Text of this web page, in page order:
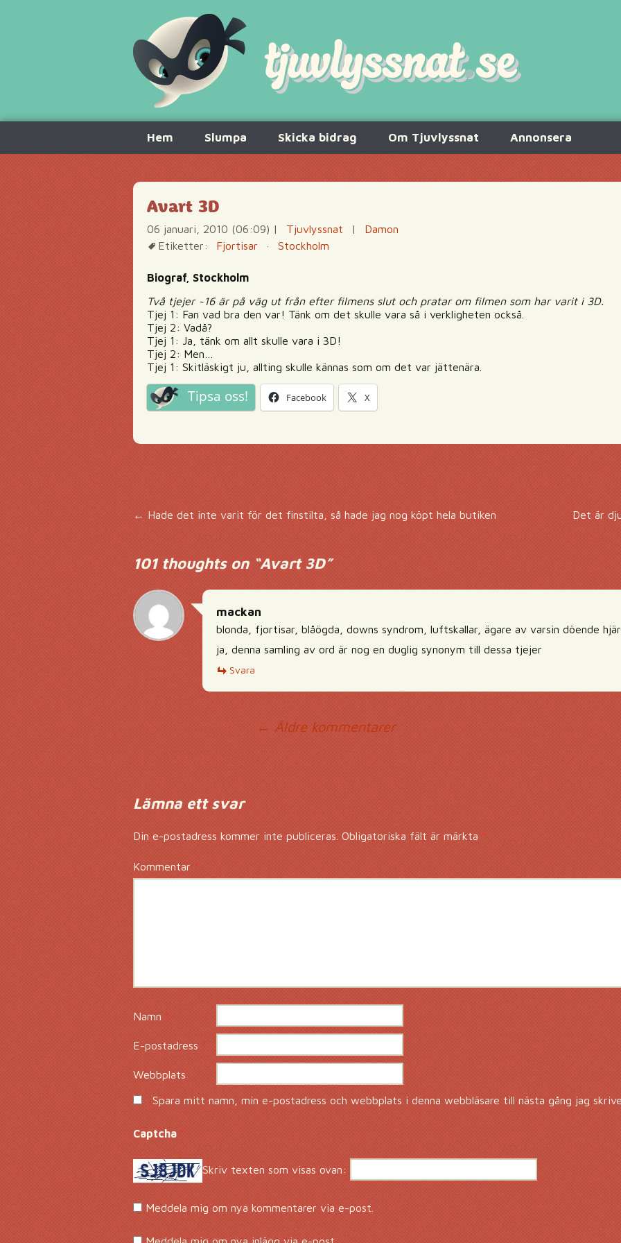
innehåll
Hem Slumpa Skicka bidrag Om Tjuvlyssnat Annonsera
Avart 3D
06 januari, 2010 (06:09) | Tjuvlyssnat |
Damon
Etiketter:
Fjortisar · Stockholm
Biograf, Stockholm
Två tjejer ~16 är på väg ut från efter filmens slut och pratar om filmen som har varit i 3D.
Tjej 1: Fan vad bra den var! Tänk om det skulle vara så i verkligheten också.
Tjej 2: Vadå?
Tjej 1: Ja, tänk om allt skulle vara i 3D!
Tjej 2: Men…
Tjej 1: Skitläskigt ju, allting skulle kännas som om det var jättenära.
Tipsa oss! Facebook X
Inläggsnavigering
← Hade det inte varit för det finstilta, så hade jag nog köpt hela butiken Det är
101 thoughts on “Avart 3D”
mackan
blonda, fjortisar, blåögda, downs syndrom, luftskallar, ägare av varsin döende
ja, denna samling av ord är nog en duglig synonym till dessa tjejer
Svara
← Äldre kommentarer
Lämna ett svar
Din e-postadress kommer inte publiceras. Obligatoriska fält är märkta*
Kommentar*
Namn*
E-postadress*
Webbplats
Spara mitt namn, min e-postadress och webbplats i denna webbläsare till nästa gång jag
Captcha*
Skriv texten som visas ovan:
Meddela mig om nya kommentarer via e-post.